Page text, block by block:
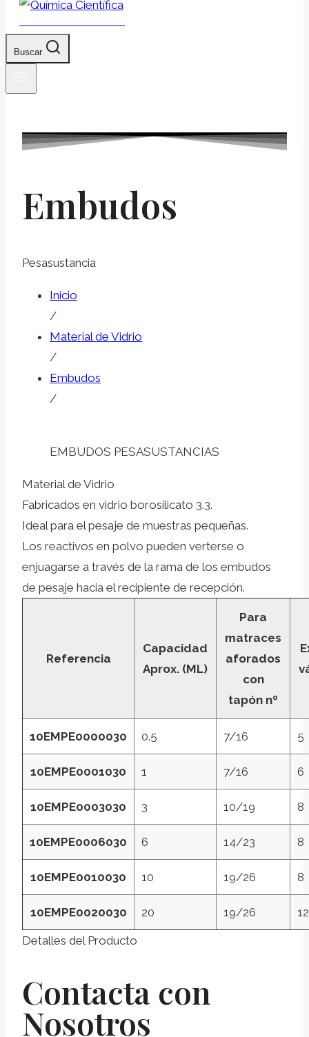
Buscar
Embudos
Pesasustancia
Inicio
/
Material de Vidrio
/
Embudos
/
EMBUDOS PESASUSTANCIAS
Material de Vidrio
Fabricados en vidrio borosilicato 3.3.
Ideal para el pesaje de muestras pequeñas.
Los reactivos en polvo pueden verterse o
enjuagarse a través de la rama de los embudos
de pesaje hacia el recipiente de recepción.
Referencia
Capacidad
Aprox. (ML)
Para
matraces
aforados
con
tapón nº
10EMPE0000030 0.5 7/16 5
10EMPE0001030 1 7/16 6
10EMPE0003030 3 10/19 8
10EMPE0006030 6 14/23 8
10EMPE0010030 10 19/26 8
10EMPE0020030 20 19/26 12
Detalles del Producto
Contacta con
Nosotros